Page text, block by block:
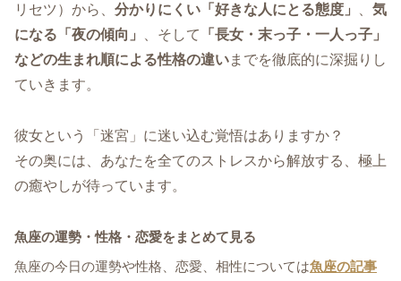
リセツ）から、 分かりにくい「好きな人にとる態度」
気
になる「夜の傾向」
、そして
「長女・末っ子・一人っ子」
などの生まれ順による性格の違いまでを徹底的に深掘りし
ていきます。
彼女という「迷宮」に迷い込む覚悟はありますか？
その奥には、あなたを全てのストレスから解放する、極上
の癒やしが待っています。
魚座の運勢・性格・恋愛をまとめて見る
魚座の今日の運勢や性格、恋愛、相性については魚座の記事